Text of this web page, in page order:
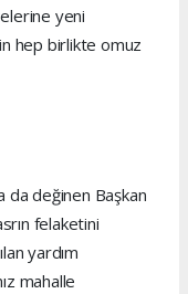
yeni
hep birlikte omuz
da değinen Başkan
felaketini
yardım
mahalle